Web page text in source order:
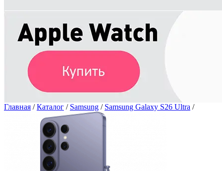
Главная / Каталог / Samsung / Samsung Galaxy S26 Ultra /